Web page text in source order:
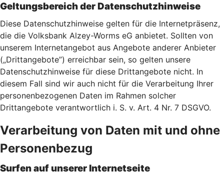
Geltungsbereich der Datenschutzhinweise
Diese Datenschutzhinweise gelten für die Internetpräsenz,
die die Volksbank Alzey-Worms eG anbietet. Sollten von
unserem Internetangebot aus Angebote anderer Anbieter
(„Drittangebote”) erreichbar sein, so gelten unsere
Datenschutzhinweise für diese Drittangebote nicht. In
diesem Fall sind wir auch nicht für die Verarbeitung Ihrer
personenbezogenen Daten im Rahmen solcher
Drittangebote verantwortlich i. S. v. Art. 4 Nr. 7 DSGVO.
Verarbeitung von Daten mit und ohne
Personenbezug
Surfen auf unserer Internetseite